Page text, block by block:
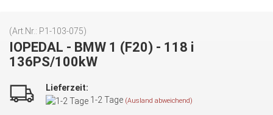
(Art.Nr.: P1-103-075)
IOPEDAL - BMW 1 (F20) - 118 i
136PS/100kW
Lieferzeit:
1-2 Tage (Ausland abweichend)